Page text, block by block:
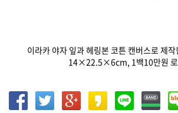
이라카 야자 잎과 헤링본 코튼 캔버스로 제작
14×22.5×6cm, 1백10만원 로